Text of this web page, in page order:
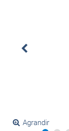
Agrandir